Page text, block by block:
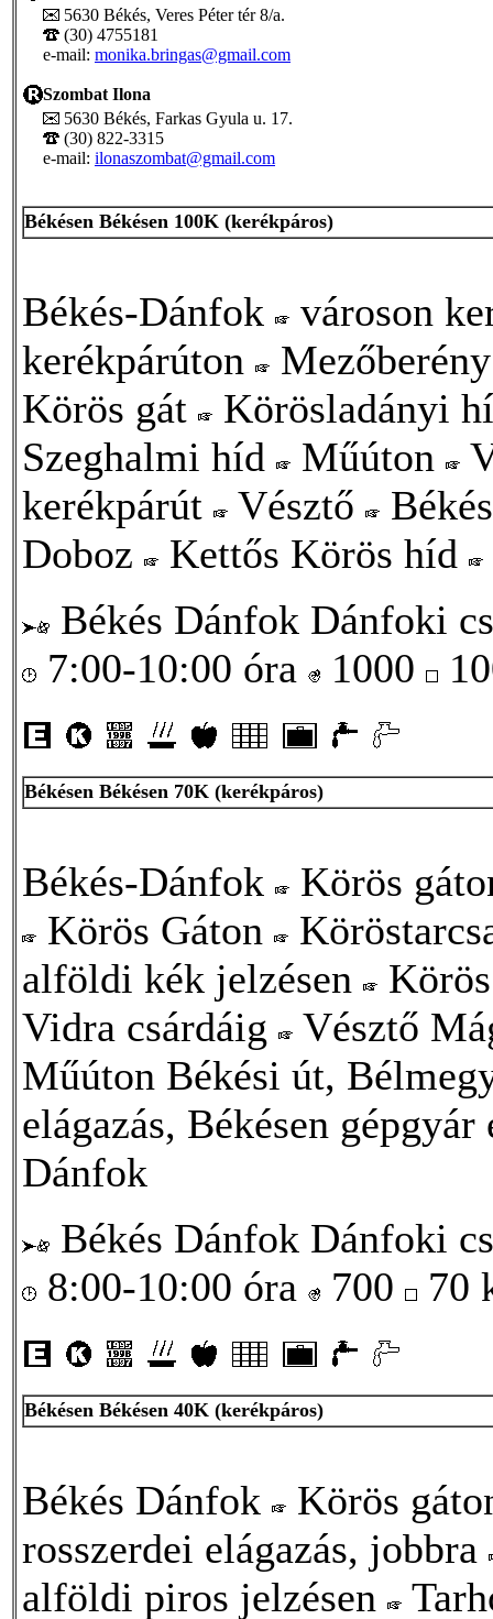
5630 Békés, Veres Péter tér 8/a.
(30) 4755181
e-mail: monika.bringas@gmail.com
Szombat Ilona
5630 Békés, Farkas Gyula u. 17.
(30) 822-3315
e-mail: ilonaszombat@gmail.com
Békésen Békésen 100K (kerékpáros)
Békés-Dánfok
városon
kerékpárúton
Körös gát
Körösladányi
Szeghalmi híd
Műúton
kerékpárút
Vésztő
Doboz
Kettős Körös híd
Békés Dánfok Dánfoki
7:00-10:00 óra
1000
Békésen Békésen 70K (kerékpáros)
Békés-Dánfok
Körös
Körös Gáton
alföldi kék jelzésen
Vidra csárdáig
Vésztő
Műúton Békési út,
elágazás, Békésen
Dánfok
Békés Dánfok Dánfoki
8:00-10:00 óra
700 70
Békésen Békésen 40K (kerékpáros)
Békés Dánfok
Körös
rosszerdei elágazás, jobbra
alföldi piros jelzésen